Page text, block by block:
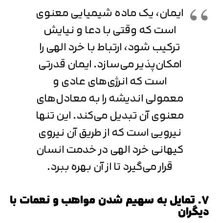
ایمان، یک ماده شیمیایی معنوی
است که وقتی با دعا و نیایش
ترکیب شود، ارتباط با خرد الهی را
امکان‌پذیر می‌سازد. ایمان قدرتی
است که انرژی‌های عادی و
معمولی اندیشه را به معادل‌های
معنوی آن تبدیل می‌کند. این تنها
نیرویی است که از طریق آن نیروی
کیهانی خرد الهی در خدمت انسان
قرار می‌گیرد تا از آن بهره ببرد.
7. تمایل به سهیم شدن مواهب و نعمات با
دیگران
دریافت مجدد کد: 00:59